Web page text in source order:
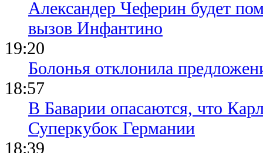
Александер Чеферин будет
вызов Инфантино
19:20
Болонья отклонила
18:57
В Баварии опасаются, что
Суперкубок Германии
18:39